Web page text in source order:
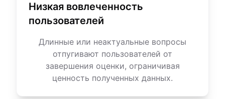
Низкая вовлеченность
пользователей
Длинные или неактуальные вопросы
отпугивают пользователей от
завершения оценки, ограничивая
ценность полученных данных.